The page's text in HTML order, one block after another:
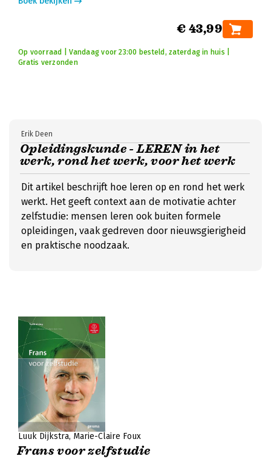
€ 43,99
Op voorraad | Vandaag voor 23:00 besteld, zaterdag in huis |
Gratis verzonden
Opleidingskunde - LEREN in het
werk, rond het werk, voor het werk
Erik Deen
Dit artikel beschrijft hoe leren op en rond het werk
werkt. Het geeft context aan de motivatie achter
zelfstudie: mensen leren ook buiten formele
opleidingen, vaak gedreven door nieuwsgierigheid
en praktische noodzaak.
Luuk Dijkstra Marie-Claire Foux
Frans voor zelfstudie